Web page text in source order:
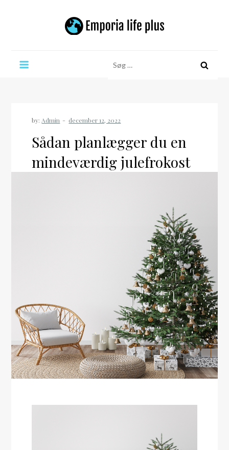
efter:
by: Admin
Sådan planlægger du en
mindeværdig julefrokost